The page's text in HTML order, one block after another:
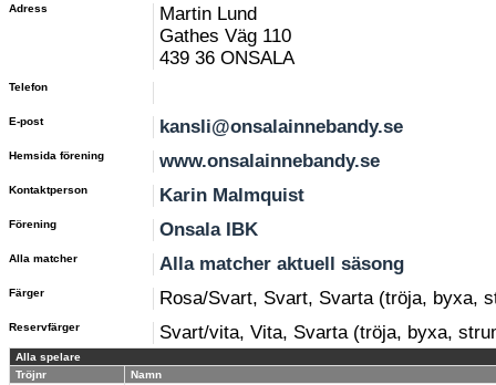
Adress
Martin Lund
Gathes Väg 110
439 36 ONSALA
Telefon
E-post kansli@onsalainnebandy.se
Hemsida förening www.onsalainnebandy.se
Kontaktperson Karin Malmquist
Förening Onsala IBK
Alla matcher Alla matcher aktuell säsong
Färger Rosa/Svart, Svart, Svarta (tröja, byxa,
Reservfärger Svart/vita, Vita, Svarta (tröja, byxa,
Alla spelare
Tröjnr
Namn